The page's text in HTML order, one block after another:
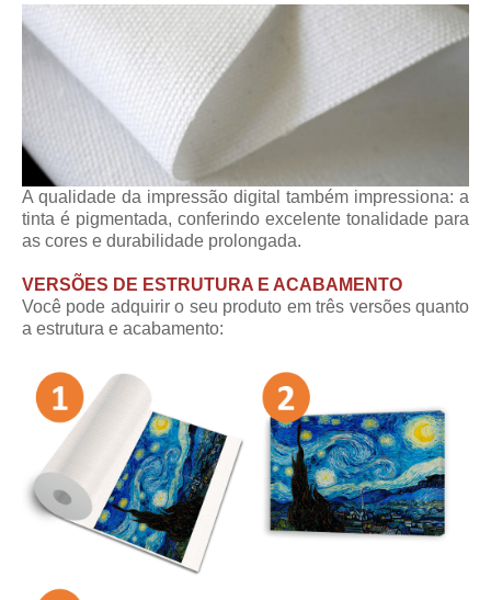
A qualidade da impressão digital também impressiona: a
tinta é pigmentada, conferindo excelente tonalidade para
as cores e durabilidade prolongada.
VERSÕES DE ESTRUTURA E ACABAMENTO
Você pode adquirir o seu produto em três versões quanto
a estrutura e acabamento: